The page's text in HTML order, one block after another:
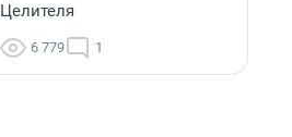
Целителя
6 779 1